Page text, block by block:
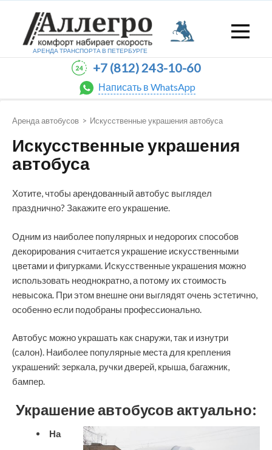
АРЕНДА ТРАНСПОРТА В ПЕТЕРБУРГЕ
+7 (812) 243-10-60
Написать в WhatsApp
Аренда автобусов > Искусственные украшения автобуса
Искусственные украшения
автобуса
Хотите, чтобы арендованный автобус выглядел
празднично? Закажите его украшение.
Одним из наиболее популярных и недорогих способов
декорирования считается украшение искусственными
цветами и фигурками. Искусственные украшения можно
использовать неоднократно, а потому их стоимость
невысока. При этом внешне они выглядят очень эстетично,
особенно если подобраны профессионально.
Автобус можно украшать как снаружи, так и изнутри
(салон). Наиболее популярные места для крепления
украшений: зеркала, ручки дверей, крыша, багажник,
бампер.
Украшение автобусов актуально:
На